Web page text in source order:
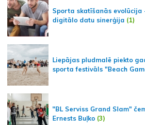
Sporta skatīšanās evolūcija
digitālo datu sinerģija (1)
Liepājas pludmalē piekto
sporta festivāls "Beach
"BL Serviss Grand Slam"
Ernests Buļko (3)